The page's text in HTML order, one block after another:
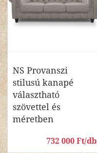
NS Provanszi
stilusú kanapé
választható
szövettel és
méretben
732 000 Ft/db